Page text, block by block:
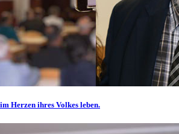
Herzen ihres Volkes leben.